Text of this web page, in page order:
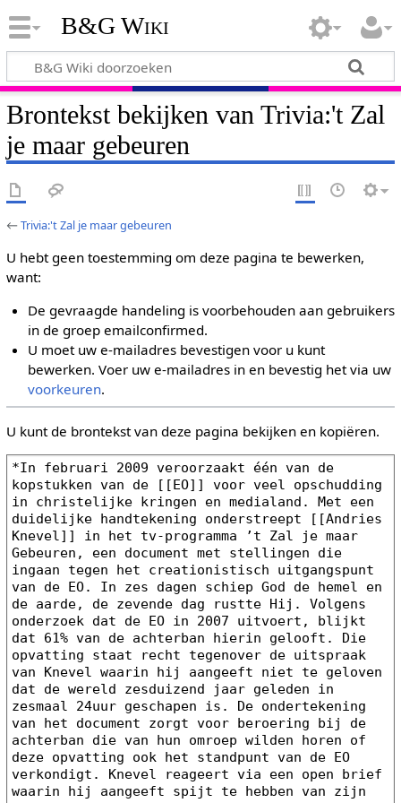
B&G Wiki
Brontekst bekijken van Trivia:'t Zal
je maar gebeuren
←Trivia:'t Zal je maar gebeuren
U hebt geen toestemming om deze pagina te bewerken,
want:
De gevraagde handeling is voorbehouden aan gebruikers
in de groep emailconfirmed.
U moet uw e-mailadres bevestigen voor u kunt
bewerken. Voer uw e-mailadres in en bevestig het via uw
voorkeuren.
U kunt de brontekst van deze pagina bekijken en kopiëren.